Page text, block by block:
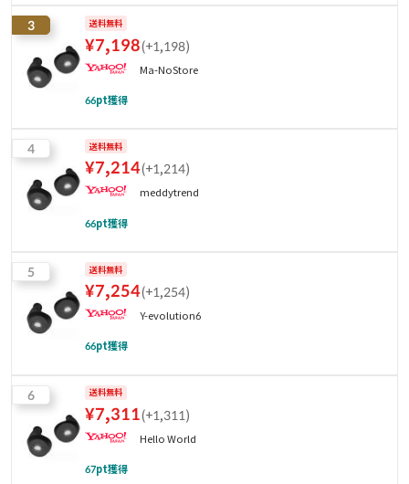
3 送料無料
¥7,198(+1,198)
Ma-NoStore
66pt獲得
4 送料無料
¥7,214(+1,214)
meddytrend
66pt獲得
5 送料無料
¥7,254(+1,254)
Y-evolution6
66pt獲得
6 送料無料
¥7,311(+1,311)
Hello World
67pt獲得